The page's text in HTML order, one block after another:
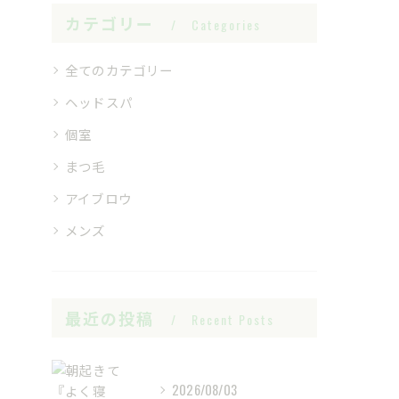
カテゴリー Categories
全てのカテゴリー
ヘッドスパ
個室
まつ毛
アイブロウ
メンズ
最近の投稿 Recent Posts
2026/08/03